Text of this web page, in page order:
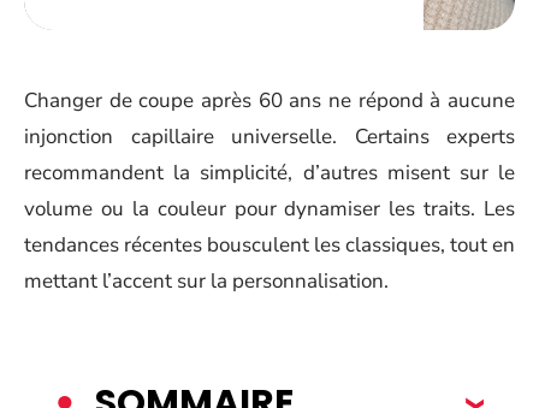
Changer de coupe après 60 ans ne répond à aucune
injonction capillaire universelle. Certains experts
recommandent la simplicité, d’autres misent sur le
volume ou la couleur pour dynamiser les traits. Les
tendances récentes bousculent les classiques, tout en
mettant l’accent sur la personnalisation.